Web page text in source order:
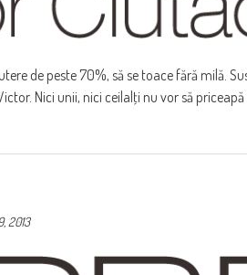
de peste 70%, să se toace fără milă.
Nici unii, nici ceilalţi nu vor să priceapă
2013